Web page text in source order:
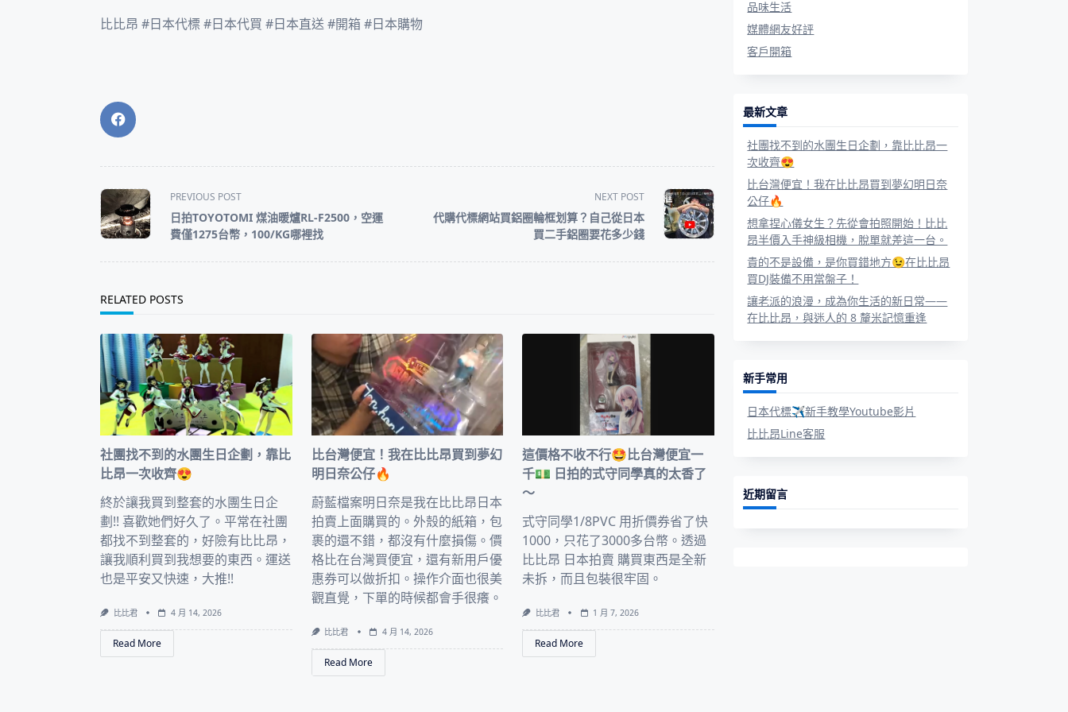
比比昂 #日本代標 #日本代買 #日本直送 #開箱 #日本購物
<span
class="nav-
subtitle
PREVIOUS POST
日拍TOYOTOMI 煤油暖爐RL-F2500，空運
費僅1275台幣，100/KG哪裡找
NEXT POST
代購代標網站買鋁圈輪框划算？自己從日本
買二手鋁圈要花多少錢
RELATED POSTS
社團找不到的水團生日企劃，靠比
比昂一次收齊😍
終於讓我買到整套的水團生日企
劃!! 喜歡她們好久了。平常在社團
都找不到整套的，好險有比比昂，
讓我順利買到我想要的東西。運送
也是平安又快速，大推!!
比比君 4 月 14, 2026
Read More
比台灣便宜！我在比比昂買到夢幻
明日奈公仔🔥
蔚藍檔案明日奈是我在比比昂日本
拍賣上面購買的。外殼的紙箱，包
裹的還不錯，都沒有什麼損傷。價
格比在台灣買便宜，還有新用戶優
惠券可以做折扣。操作介面也很美
觀直覺，下單的時候都會手很癢。
比比君 4 月 14, 2026
Read More
這價格不收不行🤩比台灣便宜一
千💵 日拍的式守同學真的太香了
～
式守同學1/8PVC 用折價券省了快
1000，只花了3000多台幣。透過
比比昂 日本拍賣 購買東西是全新
未拆，而且包裝很牢固。
比比君 1 月 7, 2026
Read More
品味生活
媒體網友好評
客戶開箱
最新文章
社團找不到的水團生日企劃，靠比比昂一
次收齊😍
比台灣便宜！我在比比昂買到夢幻明日奈
公仔🔥
想拿捏心儀女生？先從會拍照開始！比比
昂半價入手神級相機，脫單就差這一台。
貴的不是設備，是你買錯地方😉在比比昂
買DJ裝備不用當盤子！
讓老派的浪漫，成為你生活的新日常——
在比比昂，與迷人的 8 釐米記憶重逢
新手常用
日本代標✈新手教學Youtube影片
比比昂Line客服
近期留言